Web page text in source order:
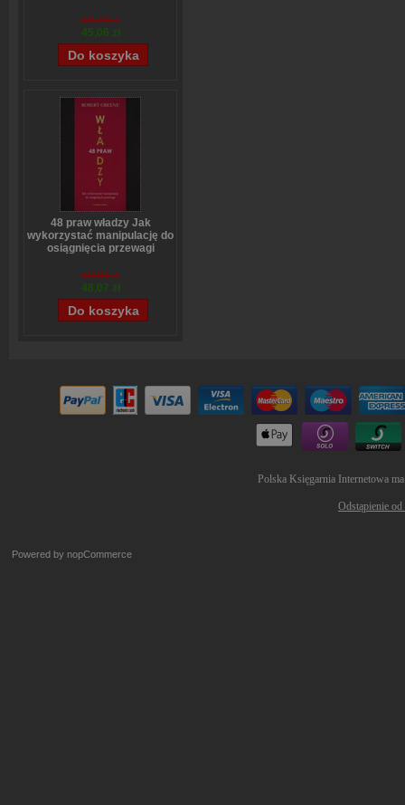
mężczyzn
Tadeusz Oleszczuk
59,74 zł
45,06 zł
48 praw władzy Jak
wykorzystać manipulację do
osiągnięcia przewagi
59,84 zł
48,07 zł
Polska Księgarnia Internetowa
Odstąpienie
Powered by nopCommerce